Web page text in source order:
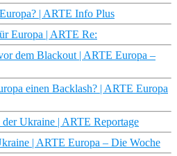
| ARTE Info Plus
Europa | ARTE Re:
dem Blackout | ARTE Europa –
einen Backlash? | ARTE Europa
der Ukraine | ARTE Reportage
| ARTE Europa – Die Woche